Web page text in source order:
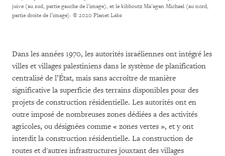
juive (au sud, partie gauche de l’image), et le kibboutz Ma’agan Michael (au nord,
partie droite de l’image). © 2020 Planet Labs
Dans les années 1970, les autorités israéliennes ont intégré les
villes et villages palestiniens dans le système de planification
centralisé de l’État, mais sans accroître de manière
significative la superficie des terrains disponibles pour des
projets de construction résidentielle. Les autorités ont en
outre imposé de nombreuses zones dédiées a des activités
agricoles, ou désignées comme « zones vertes », et y ont
interdit la construction résidentielle. La construction de
routes et d'autres infrastructures jouxtant des villages